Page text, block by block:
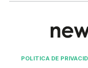
POLITICA DE